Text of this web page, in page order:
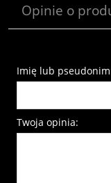
Opinie o
Imię lub
Twoja opinia: